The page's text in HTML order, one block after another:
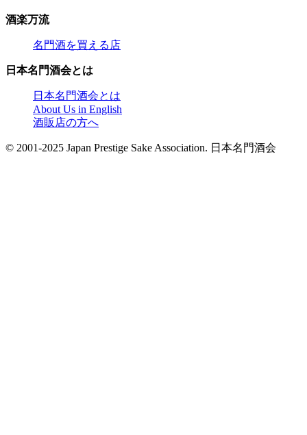
酒楽万流
名門酒を買える店
日本名門酒会とは
日本名門酒会とは
About Us in English
酒販店の方へ
© 2001-2025 Japan Prestige Sake Association. 日本名門酒会